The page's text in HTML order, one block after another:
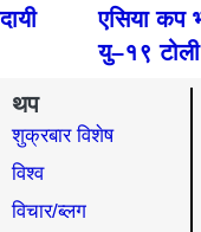
एसिया कप
यु–१९
थप
शुक्रबार विशेष
विश्व
विचार/ब्लग